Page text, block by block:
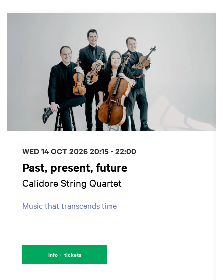
Past, present, future
Calidore String Quartet
Music that transcends time
WED 14 OCT 202620:15 - 22:00
Info + tickets